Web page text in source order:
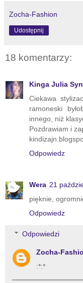
Zocha-Fashion
Udostępnij
18 komentarzy:
Kinga Julia
Ciekawa
ramoneski
innego, niż
Pozdrawiam i
Odpowiedz
Wera 21
pięknie,
Odpowiedz
Odpowiedzi
Zocha-
:*:*